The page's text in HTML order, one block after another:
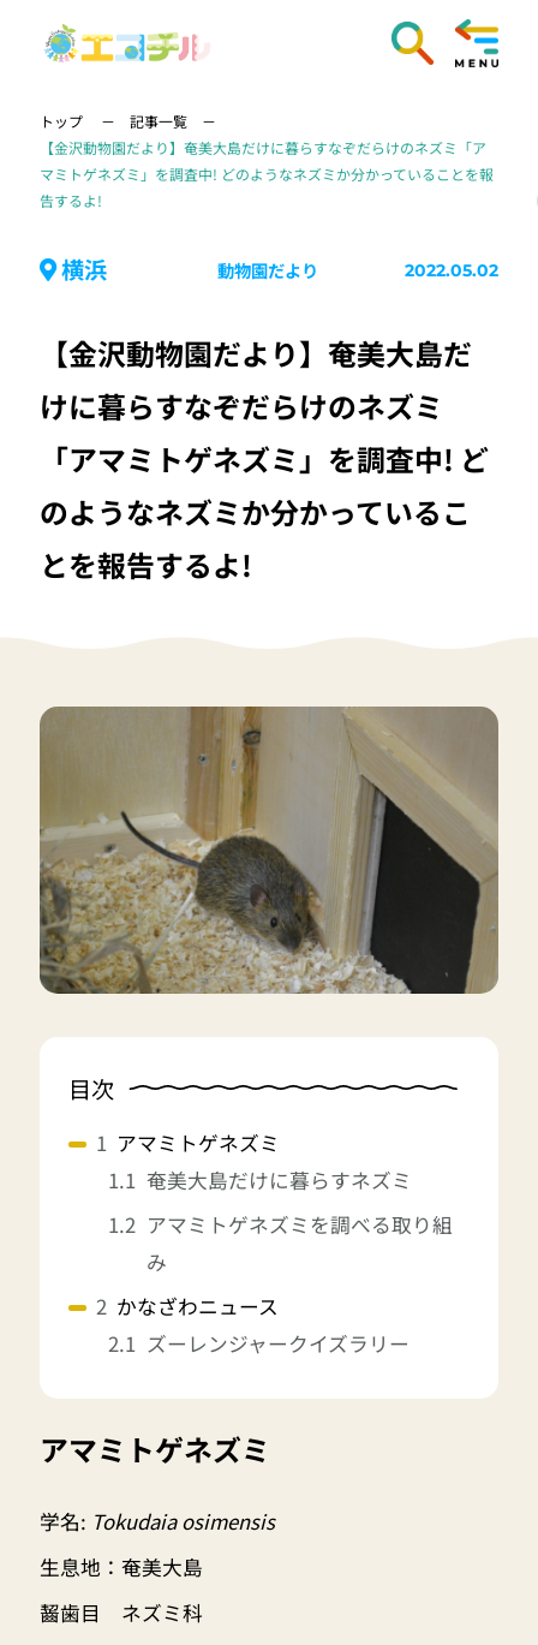
トップ
記事一覧
【金沢動物園だより】奄美大島だけに暮らすなぞだらけのネズミ「ア
マミトゲネズミ」を調査中! どのようなネズミか分かっていることを報
告するよ!
横浜 動物園だより 2022.05.02
【金沢動物園だより】奄美大島だ
けに暮らすなぞだらけのネズミ
「アマミトゲネズミ」を調査中! ど
のようなネズミか分かっているこ
とを報告するよ!
目次
アマミトゲネズミ
奄美大島だけに暮らすネズミ
アマミトゲネズミを調べる取り組
み
かなざわニュース
ズーレンジャークイズラリー
アマミトゲネズミ
学名: Tokudaia osimensis
生息地：奄美大島
齧歯目 ネズミ科